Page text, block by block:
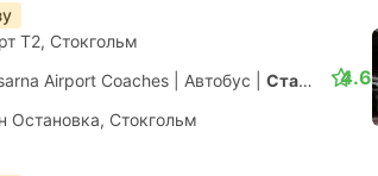
T2, Стокгольм
Airport Coaches Автобус Стандарт с конд.
Остановка, Стокгольм
4.6